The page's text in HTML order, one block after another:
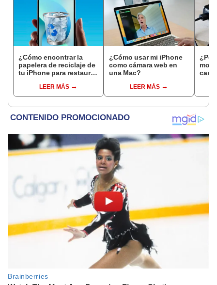
¿Cómo encontrar la
papelera de reciclaje de
tu iPhone para restaurar
eliminados?
LEER MÁS
¿Cómo usar mi iPhone
como cámara web en
una Mac?
LEER MÁS
¿Por